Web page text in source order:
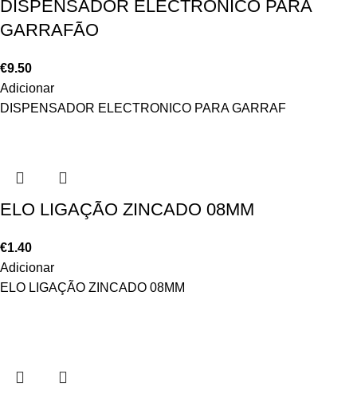
DISPENSADOR ELECTRONICO PARA
GARRAFÃO
€9.50
Adicionar
DISPENSADOR ELECTRONICO PARA GARRAF
ELO LIGAÇÃO ZINCADO 08MM
€1.40
Adicionar
ELO LIGAÇÃO ZINCADO 08MM